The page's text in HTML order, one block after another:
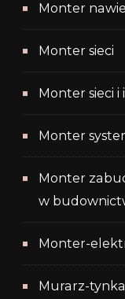
Monter
Monter sieci
Monter sieci
Monter
Monter
w
Monter-
Murarz-